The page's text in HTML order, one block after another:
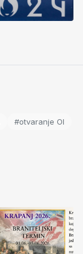
#otvaranje OI